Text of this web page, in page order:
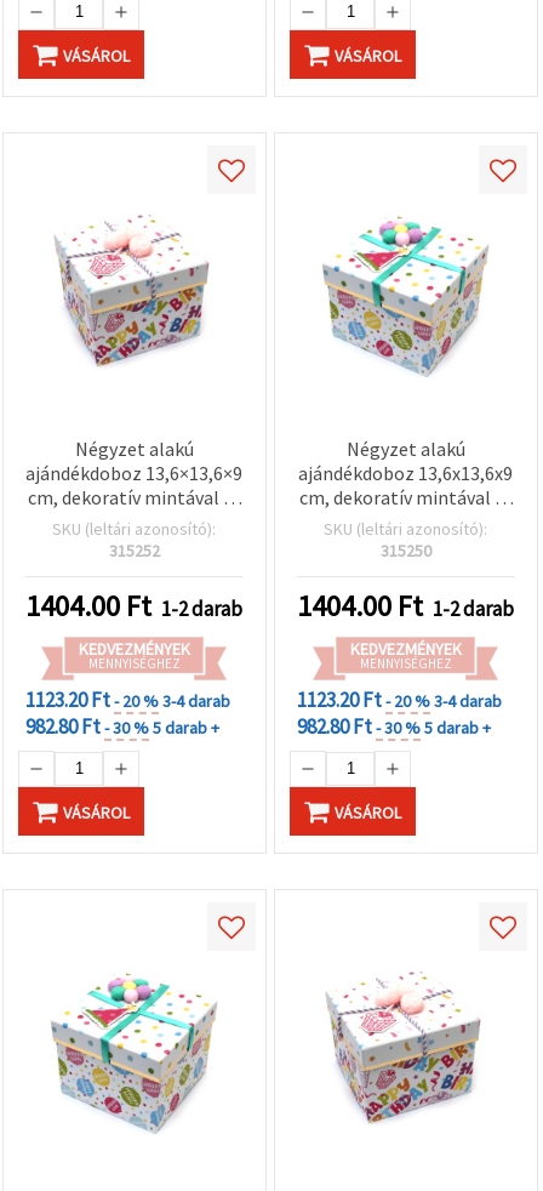
VÁSÁROL VÁSÁROL
Négyzet alakú
ajándékdoboz 13,6×13,6×9
cm, dekoratív mintával és
“Happy Birthday“
felirattal
SKU (leltári azonosító):
315252
1404.00 Ft 1-2 darab
KEDVEZMÉNYEK
MENNYISÉGHEZ
1123.20 Ft- 20 %3-4 darab
982.80 Ft- 30 %5 darab +
VÁSÁROL
Négyzet alakú
ajándékdoboz 13,6x13,6x9
cm, dekoratív mintával és
születésnapi “Happy
Birthday“ felirattal
SKU (leltári azonosító):
315250
1404.00 Ft 1-2 darab
KEDVEZMÉNYEK
MENNYISÉGHEZ
1123.20 Ft- 20 %3-4 darab
982.80 Ft- 30 %5 darab +
VÁSÁROL